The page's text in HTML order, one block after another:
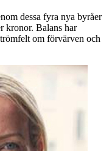
dessa fyra nya byråer
kronor. Balans har
om förvärven och